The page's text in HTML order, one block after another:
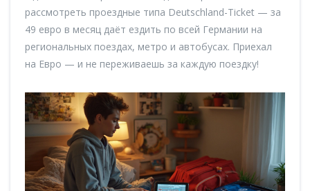
рассмотреть проездные типа Deutschland-Ticket — за
49 евро в месяц даёт ездить по всей Германии на
региональных поездах, метро и автобусах. Приехал
на Евро — и не переживаешь за каждую поездку!